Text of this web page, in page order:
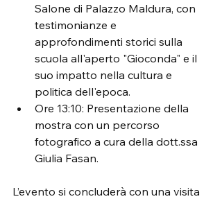
Salone di Palazzo Maldura, con
testimonianze e
approfondimenti storici sulla
scuola all'aperto "Gioconda" e il
suo impatto nella cultura e
politica dell'epoca.
Ore 13:10: Presentazione della
mostra con un percorso
fotografico a cura della dott.ssa
Giulia Fasan.
L’evento si concluderà con una visita